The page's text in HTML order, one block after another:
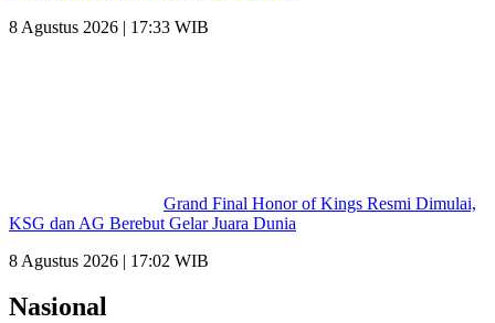
8 Agustus 2026 | 17:33 WIB
Grand Final Honor of Kings Resmi Dimulai,
KSG dan AG Berebut Gelar Juara Dunia
8 Agustus 2026 | 17:02 WIB
Nasional